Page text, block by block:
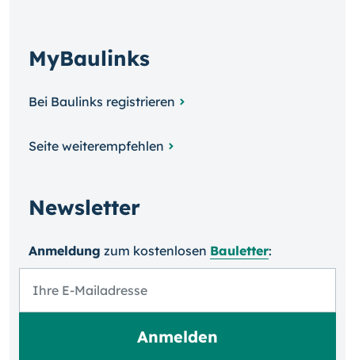
MyBaulinks
Bei Baulinks registrieren
Seite weiterempfehlen
Newsletter
Anmeldung zum kosten­losen Bauletter: